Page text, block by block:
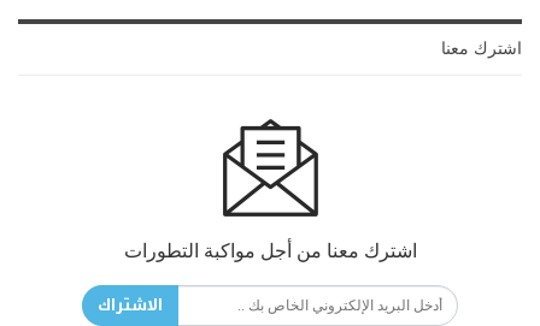
اشترك معنا
اشترك معنا من أجل مواكبة التطورات
الاشتراك